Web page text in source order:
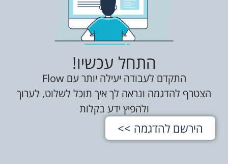
התחל עכשיו!
התקדם לעבודה יעילה יותר עם Flow
הצטרף להדגמה ונראה לך איך תוכל לשלוט, לערוך
ולהפיץ ידע בקלות
הירשם להדגמה >>